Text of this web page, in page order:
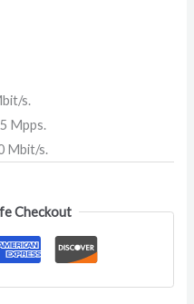
s.
Mpps.
Mbit/s.
Checkout